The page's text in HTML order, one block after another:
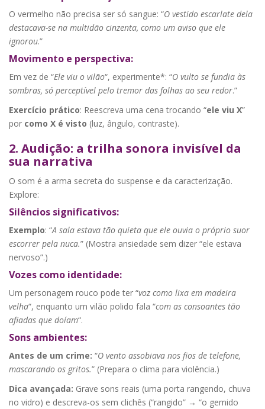
O vermelho não precisa ser só sangue: “O vestido escarlate dela
destacava-se na multidão cinzenta, como um aviso que ele
ignorou.”
Movimento e perspectiva:
Em vez de “Ele viu o vilão“, experimente*: “O vulto se fundia às
sombras, só perceptível pelo tremor das folhas ao seu redor.”
Exercício prático: Reescreva uma cena trocando “ele viu X”
por como X é visto (luz, ângulo, contraste).
2. Audição: a trilha sonora invisível da
sua narrativa
O som é a arma secreta do suspense e da caracterização.
Explore:
Silêncios significativos:
Exemplo: “A sala estava tão quieta que ele ouvia o próprio suor
escorrer pela nuca.” (Mostra ansiedade sem dizer “ele estava
nervoso”.)
Vozes como identidade:
Um personagem rouco pode ter “voz como lixa em madeira
velha“, enquanto um vilão polido fala “com as consoantes tão
afiadas que doíam“.
Sons ambientes:
Antes de um crime: “O vento assobiava nos fios de telefone,
mascarando os gritos.” (Prepara o clima para violência.)
Dica avançada: Grave sons reais (uma porta rangendo, chuva
no vidro) e descreva-os sem clichês (“rangido” → “o gemido